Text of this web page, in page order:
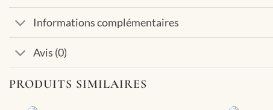
Informations complémentaires
Avis (0)
PRODUITS SIMILAIRES